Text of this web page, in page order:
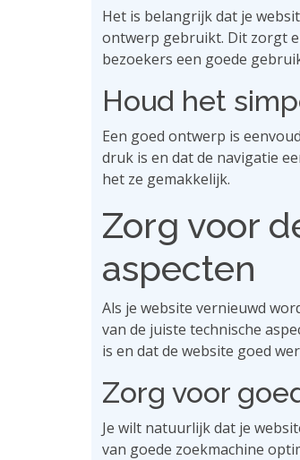
Het is belangrijk dat je
ontwerp gebruikt. Dit zorgt
bezoekers een goede
Houd het
Een goed ontwerp is
druk is en dat de navigatie
het ze gemakkelijk.
Zorg voor
aspecten
Als je website vernieuwd
van de juiste technische
is en dat de website goed
Zorg voor
Je wilt natuurlijk dat je
van goede zoekmachine